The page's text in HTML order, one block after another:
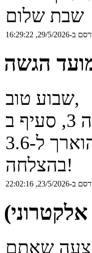
שבת שלום
29/5/2026, 16:29:22
שבוע טוב,
בהצלחה!
23/5/2026, 22:02:16
שאתם